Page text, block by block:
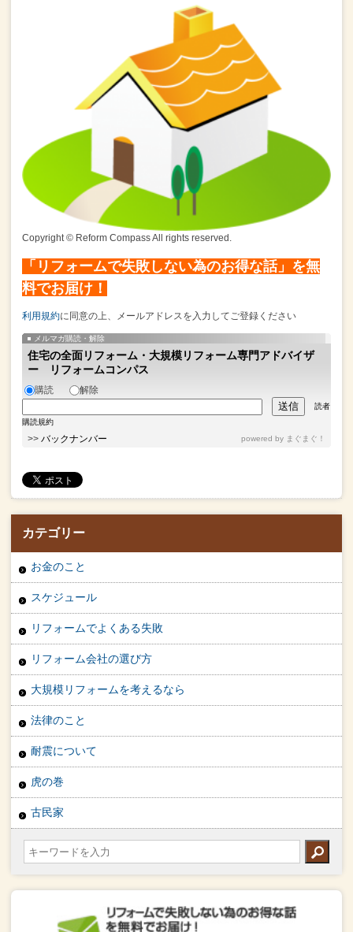
Copyright © Reform Compass All rights reserved.
「リフォームで失敗しない為のお得な話」を無
料でお届け！
利用規約に同意の上、メールアドレスを入力してご登録ください
メルマガ購読・解除
住宅の全面リフォーム・大規模リフォーム専門アドバイザ
ー リフォームコンパス
購読 解除
読者
購読規約
>> バックナンバー powered by まぐまぐ！
カテゴリー
お金のこと
スケジュール
リフォームでよくある失敗
リフォーム会社の選び方
大規模リフォームを考えるなら
法律のこと
耐震について
虎の巻
古民家